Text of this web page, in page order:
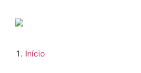
Início